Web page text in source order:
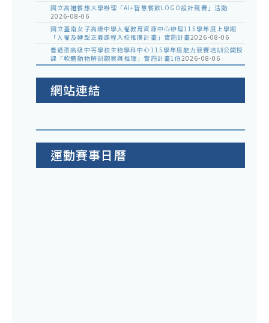
國立高雄餐旅大學辦理「AI+智慧餐飲LOGO設計競賽」活動
2026-08-06
國立臺南女子高級中學人權教育資源中心辦理115學年度上學期
「人權及轉型正義課程入校推廣計畫」實施計畫2026-08-06
普通型高級中等學校生物學科中心115學年度能力競賽培訓公開授
課「軟體動物解剖觀察與推理」實施計畫1份2026-08-06
網站連結
運動賽事日曆